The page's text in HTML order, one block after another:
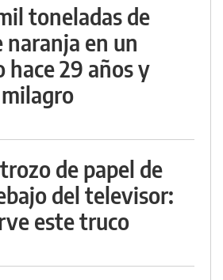
toneladas de
naranja en un
hace 29 años y
de papel de
del televisor:
este truco